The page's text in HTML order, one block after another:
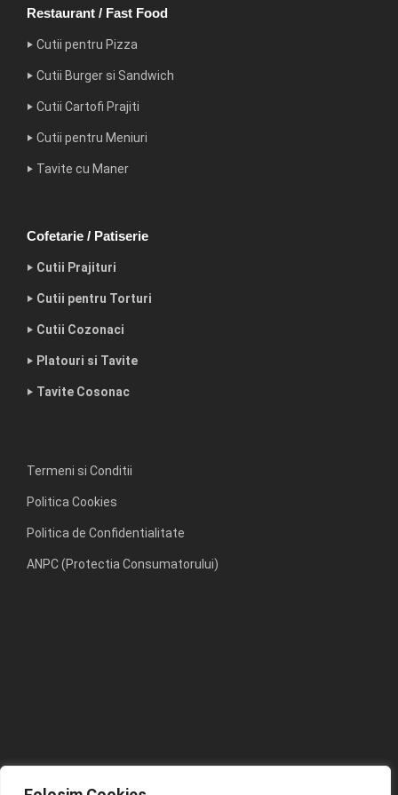
Restaurant / Fast Food
‣ Cutii pentru Pizza
‣ Cutii Burger si Sandwich
‣ Cutii Cartofi Prajiti
‣ Cutii pentru Meniuri
‣ Tavite cu Maner
Cofetarie / Patiserie
‣ Cutii Prajituri
‣ Cutii pentru Torturi
‣ Cutii Cozonaci
‣ Platouri si Tavite
‣ Tavite Cosonac
Termeni si Conditii
Politica Cookies
Politica de Confidentialitate
ANPC (Protectia Consumatorului)